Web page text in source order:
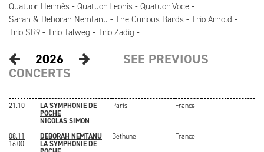
Quatuor Hermès
Quatuor Leonis
Quatuor Voce
Sarah & Deborah Nemtanu
The Curious Bards
Trio Arnold
Trio SR9
Trio Talweg Trio Zadig
2026
SEE PREVIOUS
CONCERTS
21.10
LA SYMPHONIE DE
POCHE
NICOLAS SIMON
Paris France
08.11
16:00
DEBORAH NEMTANU
LA SYMPHONIE DE
Béthune France